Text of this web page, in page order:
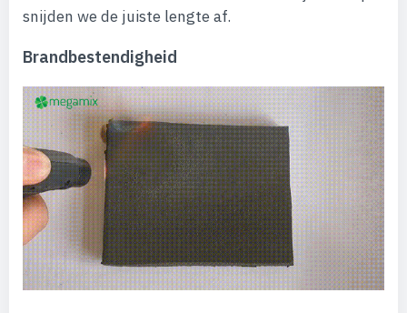
snijden we de juiste lengte af.
Brandbestendigheid